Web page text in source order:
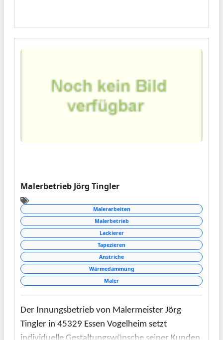
Malerbetrieb Jörg Tingler
Malerarbeiten
Malerbetrieb
Lackierer
Tapezieren
Anstriche
Wärmedämmung
Maler
Der Innungsbetrieb von Malermeister Jörg
Tingler in 45329 Essen Vogelheim setzt